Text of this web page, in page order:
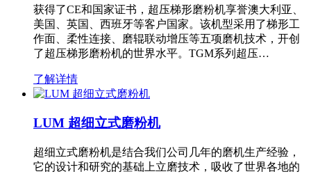
获得了CE和国家证书，超压梯形磨粉机享誉澳大利亚、
美国、英国、西班牙等客户国家。该机型采用了梯形工
作面、柔性连接、磨辊联动增压等五项磨机技术，开创
了超压梯形磨粉机的世界水平。TGM系列超压…
了解详情
LUM 超细立式磨粉机
超细立式磨粉机是结合我们公司几年的磨机生产经验，
它的设计和研究的基础上立磨技术，吸收了世界各地的